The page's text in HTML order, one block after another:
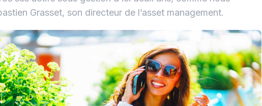
Grasset, son directeur de l’asset management.